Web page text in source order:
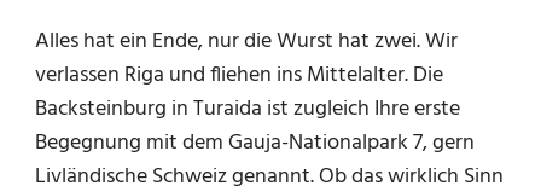
Alles hat ein Ende, nur die Wurst hat zwei. Wir
verlassen Riga und fliehen ins Mittelalter. Die
Backsteinburg in Turaida ist zugleich Ihre erste
Begegnung mit dem Gauja-Nationalpark 7, gern
Livländische Schweiz genannt. Ob das wirklich Sinn